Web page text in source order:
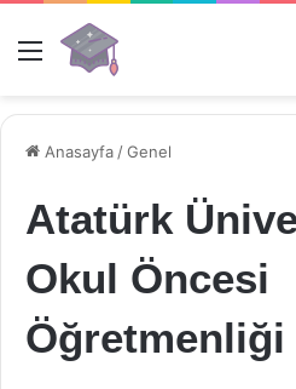
Menü
Anasayfa /Genel
Atatürk
Okul Öncesi
Öğretmenliği